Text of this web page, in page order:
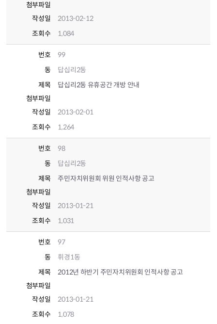
첨부파일
작성일
2013-02-12
조회수
1,084
번호
99
동
답십리2동
제목
답십리2동 유휴공간 개방 안내
첨부파일
작성일
2013-02-01
조회수
1,264
번호
98
동
답십리2동
제목
주민자치위원회 위원 인적사항 공고
첨부파일
작성일
2013-01-21
조회수
1,031
번호
97
동
휘경1동
제목
2012년 하반기 주민자치위원회 인적사항 공고
첨부파일
작성일
2013-01-21
조회수
1,078